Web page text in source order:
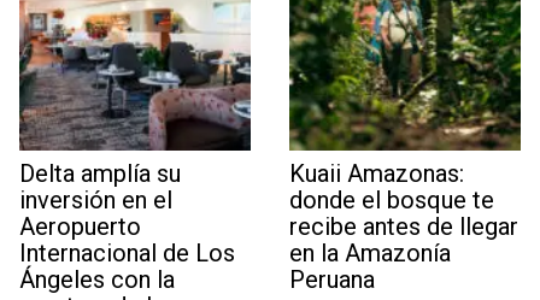
Delta amplía su
inversión en el
Aeropuerto
Internacional de Los
Ángeles con la
Kuaii Amazonas:
donde el bosque te
recibe antes de llegar
en la Amazonía
Peruana